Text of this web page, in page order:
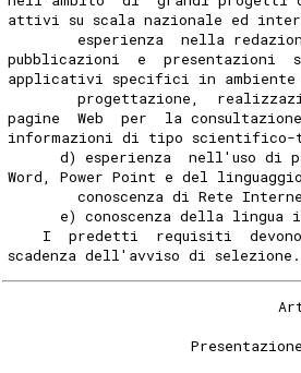
attivi su scala nazionale ed
esperienza  nella
pubblicazioni  e  presentazioni
applicativi specifici in ambiente
progettazione,
pagine  Web  per  la
informazioni di tipo scientifico-
d) esperienza  nell'uso di
Word, Power Point e del linguaggio
conoscenza di Rete
e) conoscenza della lingua
I  predetti  requisiti
scadenza dell'avviso di selezione.